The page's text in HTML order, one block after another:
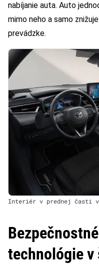
nabíjanie auta. Auto
mimo neho a samo
prevádzke.
Interiér v prednej časti
technológie v